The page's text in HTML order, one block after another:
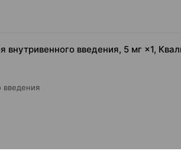
внутривенного введения, 5 мг ×1,
введения